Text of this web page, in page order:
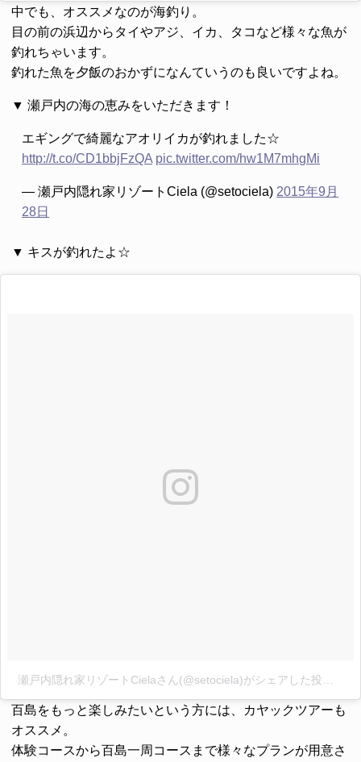
中でも、オススメなのが海釣り 。
目の前の浜辺からタイやアジ、イカ、タコなど様々な魚が
釣れちゃいます。
釣れた魚を夕飯のおかずになんていうのも良いですよね。
▼ 瀬戸内の海の恵みをいただきます！
エギングで綺麗なアオリイカが釣れました☆
http://t.co/CD1bbjFzQA pic.twitter.com/hw1M7mhgMi
— 瀬戸内隠れ家リゾートCiela (@setociela) 2015年9月
28日
▼ キスが釣れたよ☆
百島をもっと楽しみたいという方には、カヤックツアーも
オススメ。
体験コースから百島一周コースまで様々なプランが用意さ